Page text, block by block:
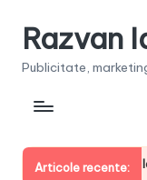
Razvan
Publicitate,
Articole recente:
europeni la